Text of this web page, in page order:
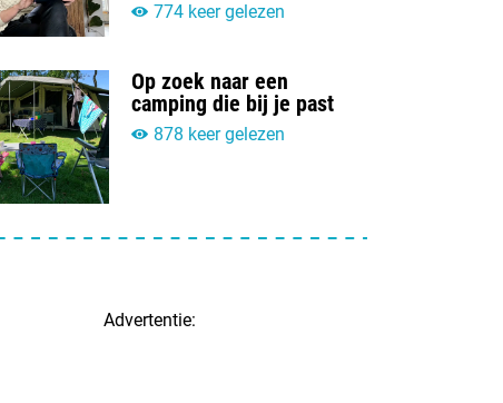
774 keer gelezen
Op zoek naar een
camping die bij je past
878 keer gelezen
Advertentie: